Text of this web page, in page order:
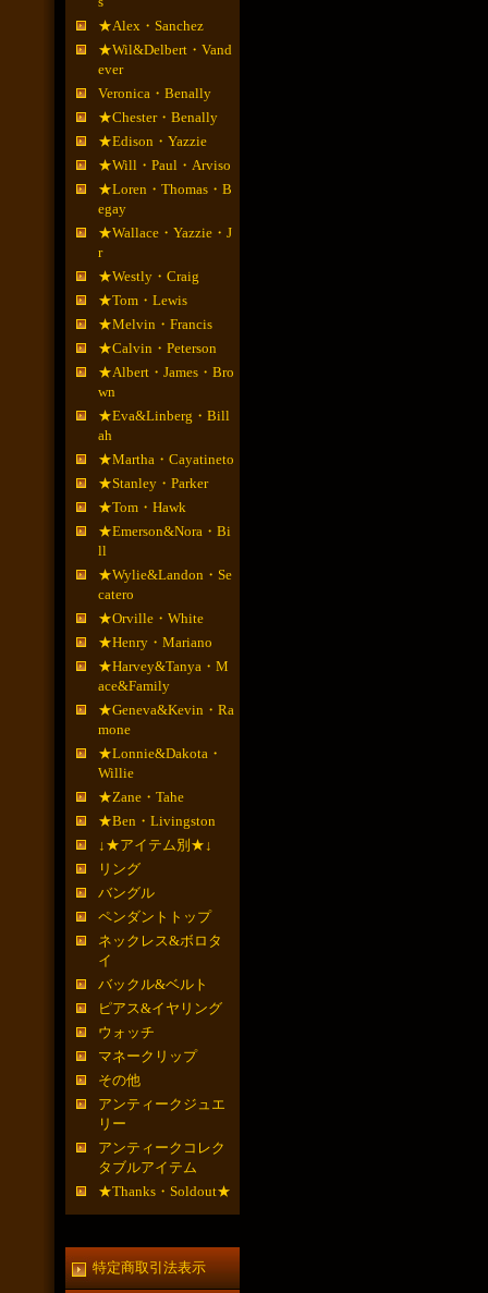
★Alex・Sanchez
★Wil&Delbert・Vand
ever
Veronica・Benally
★Chester・Benally
★Edison・Yazzie
★Will・Paul・Arviso
★Loren・Thomas・B
egay
★Wallace・Yazzie・J
r
★Westly・Craig
★Tom・Lewis
★Melvin・Francis
★Calvin・Peterson
★Albert・James・Bro
wn
★Eva&Linberg・Bill
ah
★Martha・Cayatineto
★Stanley・Parker
★Tom・Hawk
★Emerson&Nora・Bi
ll
★Wylie&Landon・Se
catero
★Orville・White
★Henry・Mariano
★Harvey&Tanya・M
ace&Family
★Geneva&Kevin・Ra
mone
★Lonnie&Dakota・
Willie
★Zane・Tahe
★Ben・Livingston
↓★アイテム別★↓
リング
バングル
ペンダントトップ
ネックレス&ボロタ
イ
バックル&ベルト
ピアス&イヤリング
ウォッチ
マネークリップ
その他
アンティークジュエ
リー
アンティークコレク
タブルアイテム
★Thanks・Soldout★
特定商取引法表示